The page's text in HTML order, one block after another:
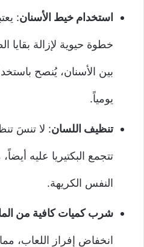
استخدام خيط الأسنان:
خطوة حيوية لإزالة بقايا
بين الأسنان، يُنصح
يومياً.
تنظيف اللسان: لا تنسَ
تتجمع البكتيريا عليه
النفس الكريهة.
شرب كميات كافية من
انخفاض إفراز اللعاب،